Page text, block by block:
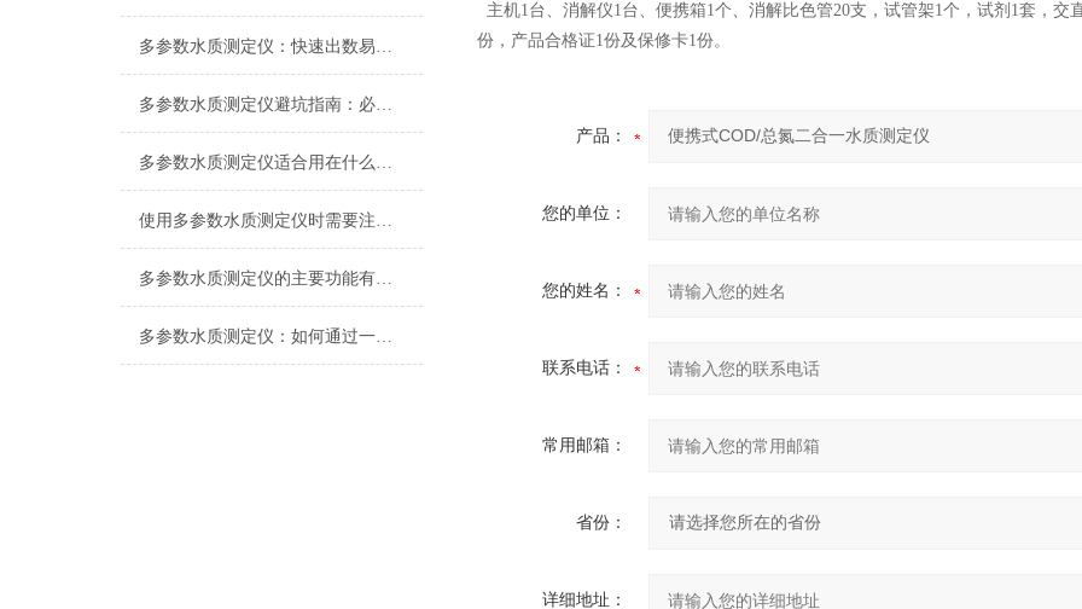
多参数水质测定仪：快速出数易携带，助力野外水样即时分析
多参数水质测定仪避坑指南：必看检测范围、重复性与质量鉴别要点
多参数水质测定仪适合用在什么场合？
使用多参数水质测定仪时需要注意什么？
多参数水质测定仪的主要功能有哪些？
多参数水质测定仪：如何通过一站式检测提升水质监测效率与准确性
主机1台、消解仪1台、便携箱1个、消解比色管20支，试管架1个，试剂1套，
份，产品合格证1份及保修卡1份。
产品：
您的单位：
您的姓名：
联系电话：
常用邮箱：
省份：
详细地址：